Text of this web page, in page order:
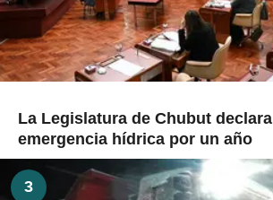
La Legislatura de Chubut declara
emergencia hídrica por un año
3